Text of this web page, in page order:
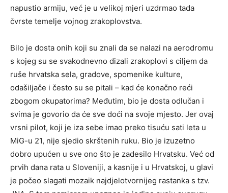
napustio armiju, već je u velikoj mjeri uzdrmao tada
čvrste temelje vojnog zrakoplovstva.
Bilo je dosta onih koji su znali da se nalazi na aerodromu
s kojeg su se svakodnevno dizali zrakoplovi s ciljem da
ruše hrvatska sela, gradove, spomenike kulture,
odašiljače i često su se pitali – kad će konačno reći
zbogom okupatorima? Međutim, bio je dosta odlučan i
svima je govorio da će sve doći na svoje mjesto. Jer ovaj
vrsni pilot, koji je iza sebe imao preko tisuću sati leta u
MiG-u 21, nije sjedio skrštenih ruku. Bio je izuzetno
dobro upućen u sve ono što je zadesilo Hrvatsku. Već od
prvih dana rata u Sloveniji, a kasnije i u Hrvatskoj, u glavi
je počeo slagati mozaik najdjelotvornijeg rastanka s tzv.